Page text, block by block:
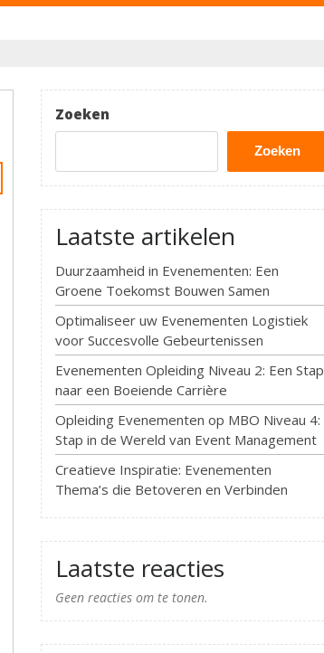
Zoeken
Zoeken
Laatste artikelen
Duurzaamheid in Evenementen: Een
Groene Toekomst Bouwen Samen
Optimaliseer uw Evenementen Logistiek
voor Succesvolle Gebeurtenissen
Evenementen Opleiding Niveau 2: Een Stap
naar een Boeiende Carrière
Opleiding Evenementen op MBO Niveau 4:
Stap in de Wereld van Event Management
Creatieve Inspiratie: Evenementen
Thema’s die Betoveren en Verbinden
Laatste reacties
Geen reacties om te tonen.